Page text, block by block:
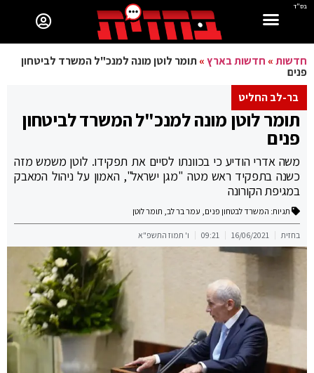
בס"ד
חדשות» חדשות בארץ»תומר לוטן מונה למנכ"ל המשרד לביטחון
פנים
בר-לב החליט
תומר לוטן מונה למנכ"ל המשרד לביטחון
פנים
משה אדרי הודיע כי בכוונתו לסיים את תפקידו. לוטן משמש מזה
כשנה בתפקיד ראש מטה "מגן ישראל", האמון על ניהול המאבק
במגיפת הקורונה
תגיות: המשרד לבטחון פנים, עמר בר לב, תומר לוטן
בחזית 16/06/2021
09:21 ו' תמוז התשפ"א